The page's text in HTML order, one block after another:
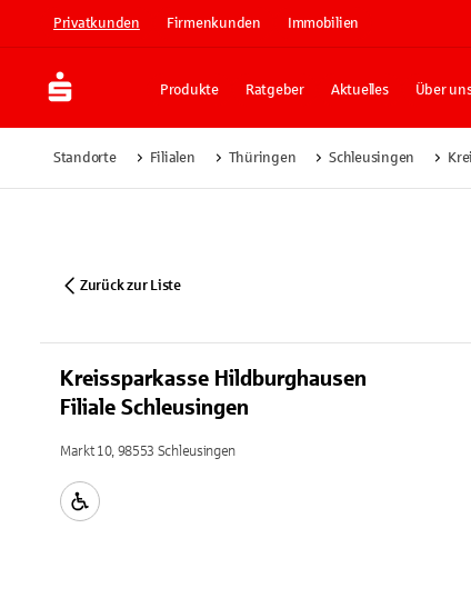
Privatkunden Firmenkunden Immobilien
Produkte Ratgeber Aktuelles Über
Standorte Filialen Thüringen Schleusingen
Zurück zur Liste
Kreissparkasse Hildburghausen
Filiale Schleusingen
Markt 10, 98553 Schleusingen